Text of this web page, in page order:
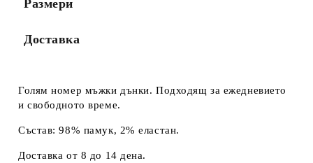
Размери
Доставка
Голям номер мъжки дънки. Подходящ за ежедневието
и свободното време.
Състав: 98% памук, 2% еластан.
Доставка от 8 до 14 дена.